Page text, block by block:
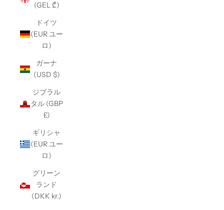
(GEL ₾)
ドイツ
(EUR ユー
ロ)
ガーナ
(USD $)
ジブラル
タル (GBP
£)
ギリシャ
(EUR ユー
ロ)
グリーン
ランド
(DKK kr.)